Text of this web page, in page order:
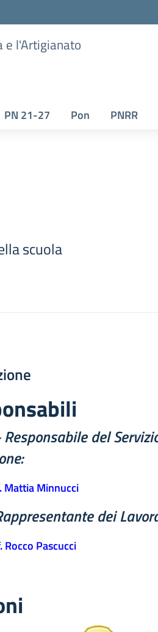
e l'Artigianato
PN 21-27 Pon PNRR
scuola
Responsabile del
Mattia Minnucci
dei
Rocco Pascucci